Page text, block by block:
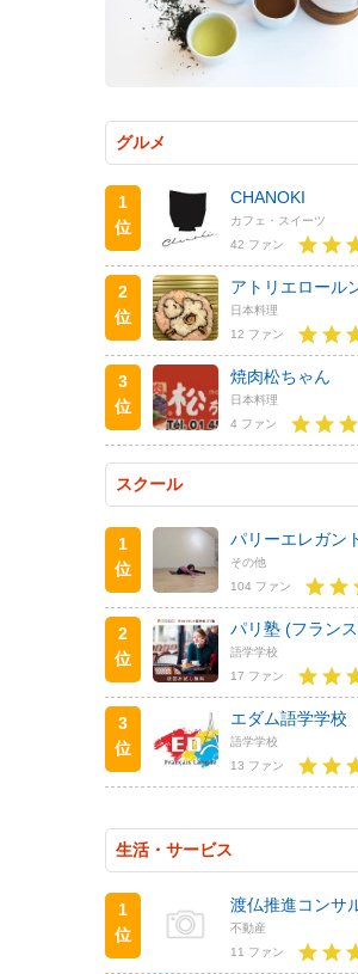
グルメ
1
位
CHANOKI
カフェ・スイーツ
42 ファン
2
位
アトリエロール
日本料理
12 ファン
3
位
焼肉松ちゃん
日本料理
4 ファン
スクール
1
位
パリーエレガン
その他
104 ファン
2
位
パリ塾 (フラン
語学学校
17 ファン
3
位
エダム語学学校
語学学校
13 ファン
生活・サービス
1
位
渡仏推進コンサ
不動産
11 ファン